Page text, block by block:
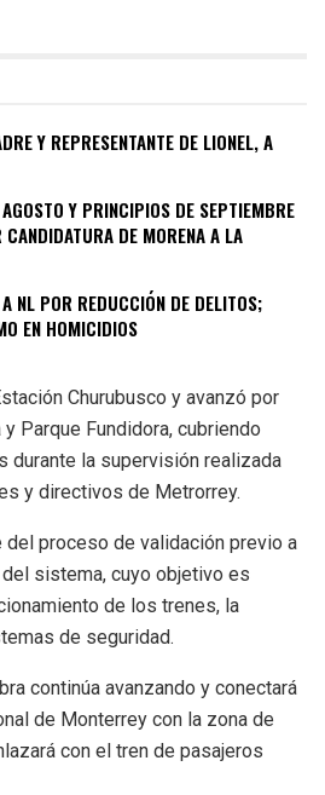
Y REPRESENTANTE DE LIONEL, A
Y PRINCIPIOS DE SEPTIEMBRE
CANDIDATURA DE MORENA A LA
NL POR REDUCCIÓN DE DELITOS;
EN HOMICIDIOS
Churubusco y avanzó por
Parque Fundidora, cubriendo
durante la supervisión realizada
y directivos de Metrorrey.
del proceso de validación previo a
sistema, cuyo objetivo es
de los trenes, la
de seguridad.
continúa avanzando y conectará
de Monterrey con la zona de
con el tren de pasajeros